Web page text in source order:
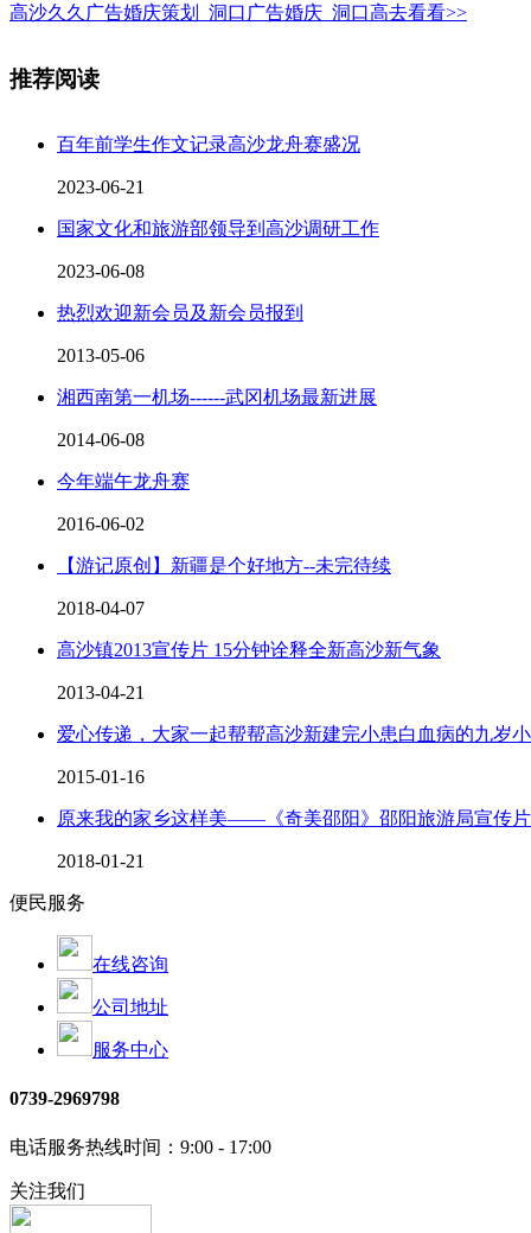
高沙久久广告婚庆策划_洞口广告婚庆_洞口高去看看>>
推荐阅读
百年前学生作文记录高沙龙舟赛盛况
2023-06-21
国家文化和旅游部领导到高沙调研工作
2023-06-08
热烈欢迎新会员及新会员报到
2013-05-06
湘西南第一机场------武冈机场最新进展
2014-06-08
今年端午龙舟赛
2016-06-02
【游记原创】新疆是个好地方--未完待续
2018-04-07
高沙镇2013宣传片 15分钟诠释全新高沙新气象
2013-04-21
爱心传递，大家一起帮帮高沙新建完小患白血病的九岁小
2015-01-16
原来我的家乡这样美——《奇美邵阳》邵阳旅游局宣传片
2018-01-21
便民服务
在线咨询
公司地址
服务中心
0739-2969798
电话服务热线时间：9:00 - 17:00
关注我们